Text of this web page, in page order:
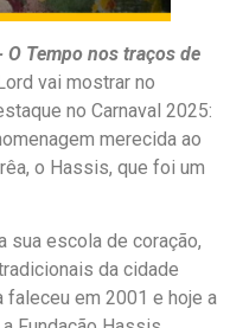
O Tempo nos traços de
vai mostrar no
no Carnaval 2025:
merecida ao
o Hassis, que foi um
sua escola de coração,
da cidade
faleceu em 2001 e hoje a